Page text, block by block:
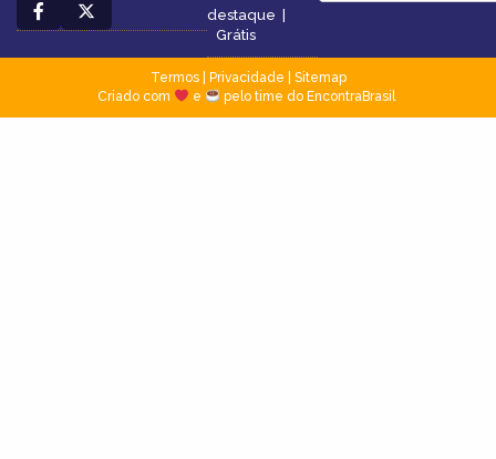
destaque
Grátis
Termos| Privacidade
Sitemap
Criado com
e pelo time do EncontraBrasil